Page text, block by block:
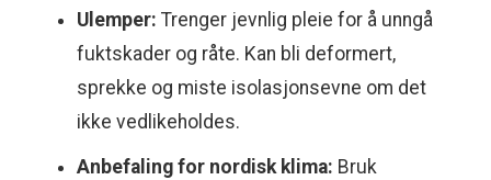
Ulemper: Trenger jevnlig pleie for å unngå
fuktskader og råte. Kan bli deformert,
sprekke og miste isolasjonsevne om det
ikke vedlikeholdes.
Anbefaling for nordisk klima: Bruk